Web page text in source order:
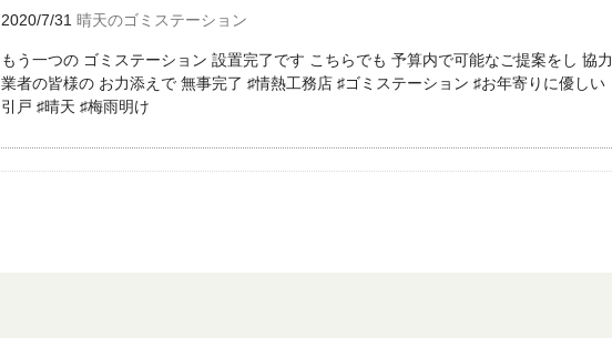
2020/7/31 晴天のゴミステーション
もう一つの ゴミステーション 設置完了です こちらでも 予算内で可能なご提案をし 協力
業者の皆様の お力添えで 無事完了 ♯情熱工務店 ♯ゴミステーション ♯お年寄りに優しい
引戸 ♯晴天 ♯梅雨明け